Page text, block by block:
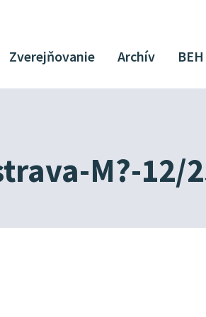
Zverejňovanie Archív BEH
M?-12/